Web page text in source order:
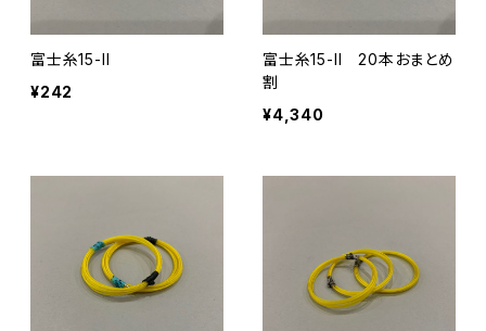
富士糸15-II
¥242
富士糸15-II 20本おまとめ
割
¥4,340